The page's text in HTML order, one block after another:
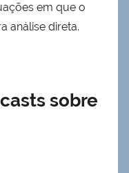
em que o
análise direta.
sobre